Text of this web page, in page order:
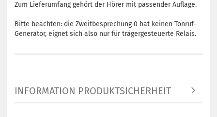
Zum Lieferumfang gehört der Hörer mit passender Auflage.
Bitte beachten: die Zweitbesprechung 0 hat keinen Tonruf-
Generator, eignet sich also nur für trägergesteuerte Relais.
INFORMATION PRODUKTSICHERHEIT